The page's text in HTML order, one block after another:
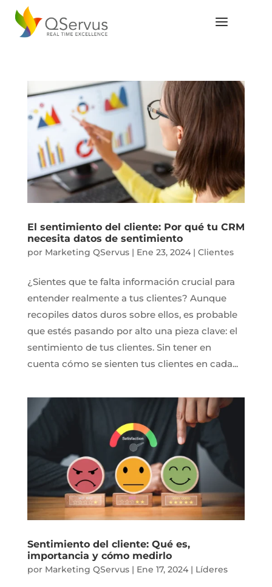
El sentimiento del cliente: Por qué tu CRM
necesita datos de sentimiento
por Marketing QServus| Ene 23, 2024| Clientes
¿Sientes que te falta información crucial para
entender realmente a tus clientes? Aunque
recopiles datos duros sobre ellos, es probable
que estés pasando por alto una pieza clave: el
sentimiento de tus clientes. Sin tener en
cuenta cómo se sienten tus clientes en cada...
Sentimiento del cliente: Qué es,
importancia y cómo medirlo
por Marketing QServus| Ene 17, 2024| Líderes